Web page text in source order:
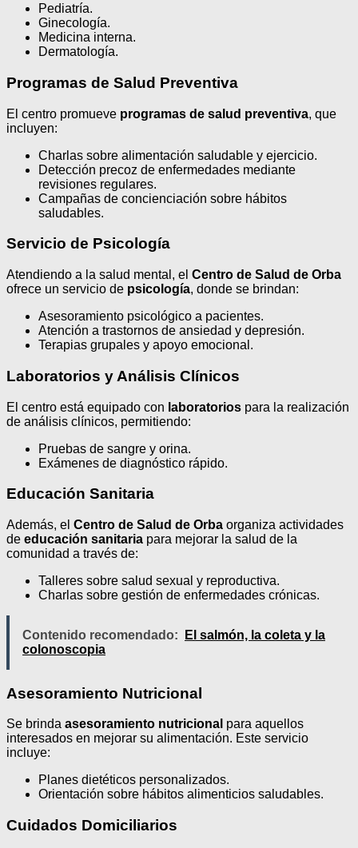
Pediatría.
Ginecología.
Medicina interna.
Dermatología.
Programas de Salud Preventiva
El centro promueve programas de salud preventiva, que
incluyen:
Charlas sobre alimentación saludable y ejercicio.
Detección precoz de enfermedades mediante
revisiones regulares.
Campañas de concienciación sobre hábitos
saludables.
Servicio de Psicología
Atendiendo a la salud mental, el Centro de Salud de Orba
ofrece un servicio de psicología, donde se brindan:
Asesoramiento psicológico a pacientes.
Atención a trastornos de ansiedad y depresión.
Terapias grupales y apoyo emocional.
Laboratorios y Análisis Clínicos
El centro está equipado con laboratorios para la realización
de análisis clínicos, permitiendo:
Pruebas de sangre y orina.
Exámenes de diagnóstico rápido.
Educación Sanitaria
Además, el Centro de Salud de Orba organiza actividades
de educación sanitaria para mejorar la salud de la
comunidad a través de:
Talleres sobre salud sexual y reproductiva.
Charlas sobre gestión de enfermedades crónicas.
Contenido recomendado:
El salmón, la coleta y la
colonoscopia
Asesoramiento Nutricional
Se brinda asesoramiento nutricional para aquellos
interesados en mejorar su alimentación. Este servicio
incluye:
Planes dietéticos personalizados.
Orientación sobre hábitos alimenticios saludables.
Cuidados Domiciliarios